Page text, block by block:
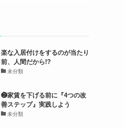
楽な入居付けをするのが当たり
前、人間だから!?
未分類
❷家賃を下げる前に『4つの改
善ステップ』実践しよう
未分類